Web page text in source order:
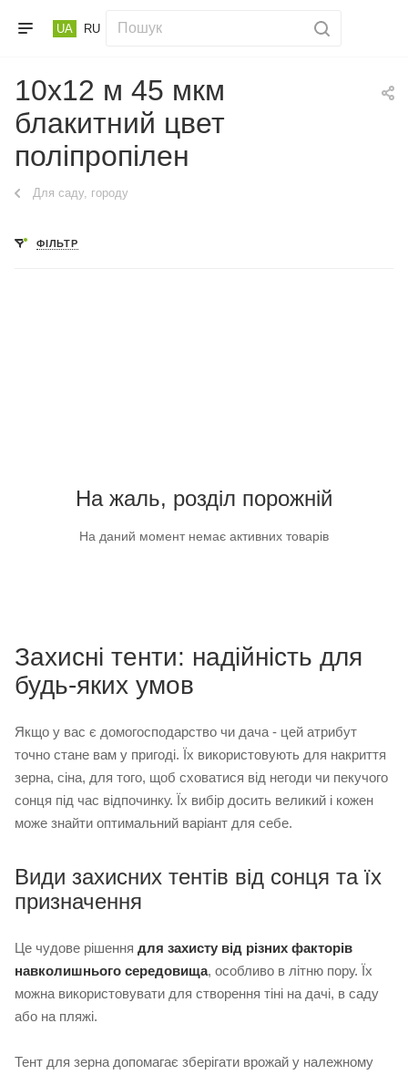
UA RU
10х12 м 45 мкм
блакитний цвет
поліпропілен
Для саду, городу
ФІЛЬТР
На жаль, розділ порожній
На даний момент немає активних товарів
Захисні тенти: надійність для
будь-яких умов
Якщо у вас є домогосподарство чи дача - цей атрибут
точно стане вам у пригоді. Їх використовують для накриття
зерна, сіна, для того, щоб сховатися від негоди чи пекучого
сонця під час відпочинку. Їх вибір досить великий і кожен
може знайти оптимальний варіант для себе.
Види захисних тентів від сонця та їх
призначення
Це чудове рішення для захисту від різних факторів
навколишнього середовища, особливо в літню пору. Їх
можна використовувати для створення тіні на дачі, в саду
або на пляжі.
Тент для зерна допомагає зберігати врожай у належному